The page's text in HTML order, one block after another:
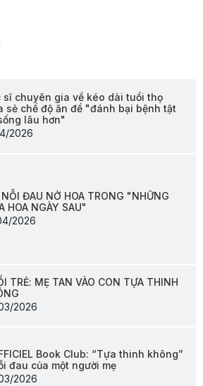
sĩ chuyên gia về kéo dài tuổi thọ
sẻ chế độ ăn để "đánh bại bệnh tật
lâu hơn"
2026
NỖI ĐAU NỞ HOA TRONG "NHỮNG
HOA NGÀY SAU"
2026
TRẺ: MẸ TAN VÀO CON TỰA THINH
2026
Book Club: “Tựa thinh không”
đau của một người mẹ
2026